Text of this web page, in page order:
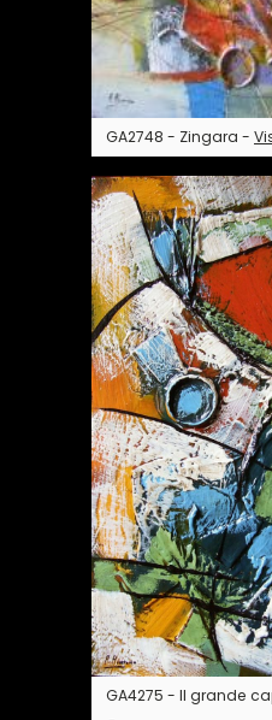
GA2748 - Zingara -
GA4275 - Il grande